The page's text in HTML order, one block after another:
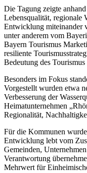
Die Tagung zeigte
Lebensqualität, regionale
Entwicklung miteinander
unter anderem vom
Bayern Tourismus
resiliente
Bedeutung des
Besonders im Fokus
Vorgestellt wurden etwa
Verbesserung der
Heimatunternehmen
Regionalität,
Für die Kommunen
Entwicklung lebt vom
Gemeinden,
Verantwortung
Mehrwert für